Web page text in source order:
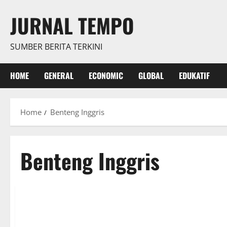
content
JURNAL TEMPO
SUMBER BERITA TERKINI
HOME GENERAL ECONOMIC GLOBAL EDUKATIF
Home Benteng Inggris
Benteng Inggris